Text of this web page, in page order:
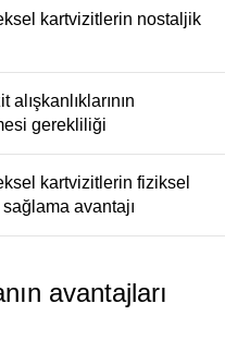
kartvizitlerin nostaljik
alışkanlıklarının
gerekliliği
kartvizitlerin fiziksel
sağlama avantajı
avantajları